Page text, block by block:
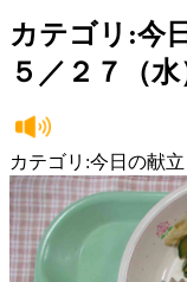
カテゴリ:今
５／２７（
カテゴリ:今日の献